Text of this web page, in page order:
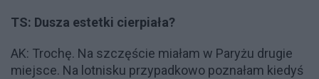
TS: Dusza estetki cierpiała?
AK: Trochę. Na szczęście miałam w Paryżu drugie
miejsce. Na lotnisku przypadkowo poznałam kiedyś